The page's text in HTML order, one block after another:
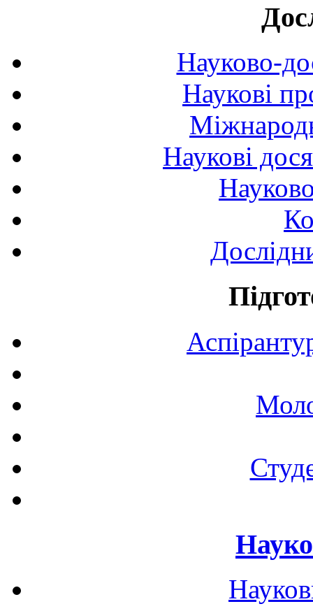
Науково-
Наукові
Наукові